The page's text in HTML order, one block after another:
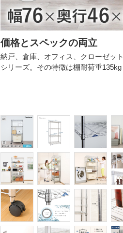
価格とスペックの両立
納戸、倉庫、オフィス、クローゼッ
シリーズ。その特徴は棚耐荷重135kg